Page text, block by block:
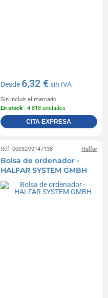
Desde 6,32 €sin IVA
Sin incluir el marcado
En stock : 4 818 unidades
CITA EXPRESA
Halfar
Réf. 00032V0147138
Bolsa de ordenador -
HALFAR SYSTEM GMBH